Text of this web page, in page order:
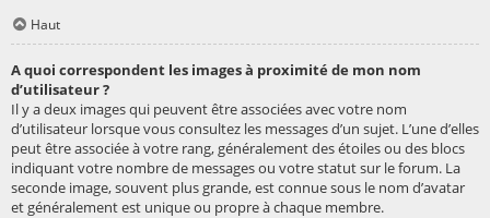
Haut
A quoi correspondent les images à proximité de mon nom
d’utilisateur ?
Il y a deux images qui peuvent être associées avec votre nom
d’utilisateur lorsque vous consultez les messages d’un sujet. L’une d’elles
peut être associée à votre rang, généralement des étoiles ou des blocs
indiquant votre nombre de messages ou votre statut sur le forum. La
seconde image, souvent plus grande, est connue sous le nom d’avatar
et généralement est unique ou propre à chaque membre.